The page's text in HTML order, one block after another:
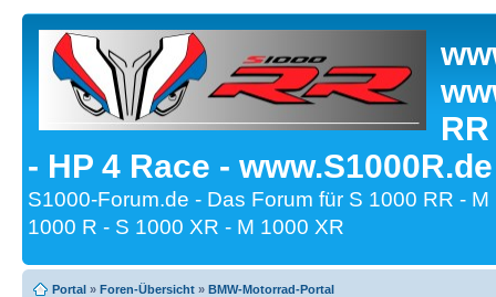
- HP 4 Race -
S1000-Forum.de - Das Forum für S 1000 RR -
1000 R - S 1000 XR - M 1000 XR
Portal » Foren-Übersicht » BMW-Motorrad-Portal